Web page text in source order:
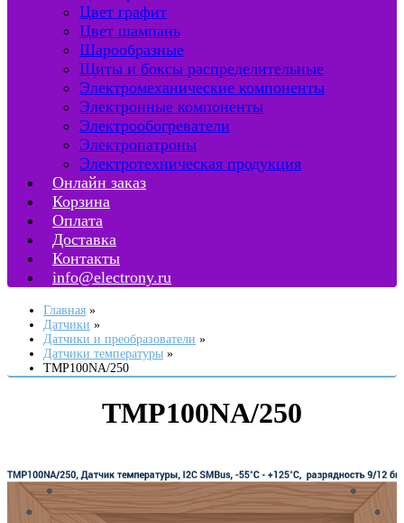
Цвет графит
Цвет шампань
Шарообразные
Щиты и боксы распределительные
Электромеханические компоненты
Электронные компоненты
Электрообогреватели
Электропатроны
Электротехническая продукция
Онлайн заказ
Корзина
Оплата
Доставка
Контакты
info@electrony.ru
Главная
Датчики
Датчики и преобразователи
Датчики температуры
TMP100NA/250
TMP100NA/250